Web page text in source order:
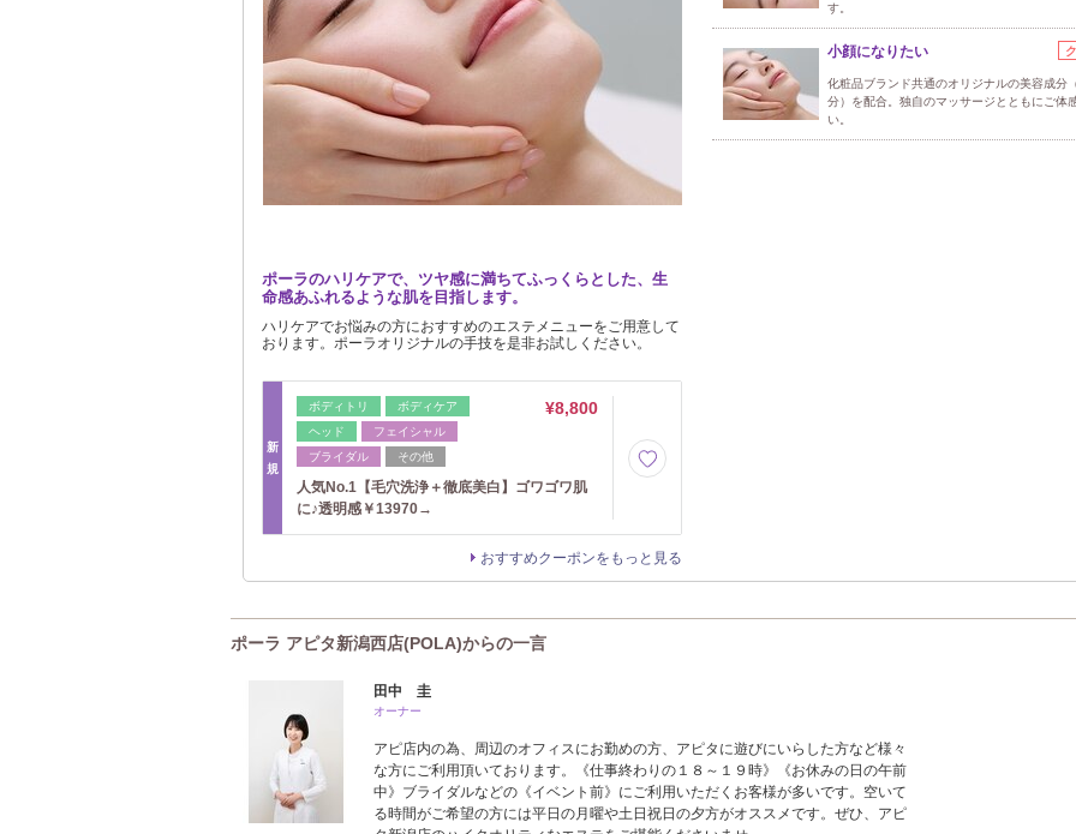
ポーラのハリケアで、ツヤ感に満ちてふっくらとした、生
命感あふれるような肌を目指します。
ハリケアでお悩みの方におすすめのエステメニューをご用意して
おります。ポーラオリジナルの手技を是非お試しください。
新
規
ボディトリ
ボディケア
ヘッド
フェイシャル
ブライダル
その他
¥8,800
人気No.1【毛穴洗浄＋徹底美白】ゴワゴワ肌
に♪透明感￥13970→
おすすめクーポンをもっと見る
す。
小顔になりたい
化粧品ブランド共通のオリジナルの美容成分
分）を配合。独自のマッサージとともにご体
い。
ポーラ アピタ新潟西店(POLA)からの一言
田中 圭
オーナー
アピ店内の為、周辺のオフィスにお勤めの方、アピタに遊びにいらした方など様々
な方にご利用頂いております。《仕事終わりの１８～１９時》《お休みの日の午前
中》ブライダルなどの《イベント前》にご利用いただくお客様が多いです。空いて
る時間がご希望の方には平日の月曜や土日祝日の夕方がオススメです。ぜひ、アピ